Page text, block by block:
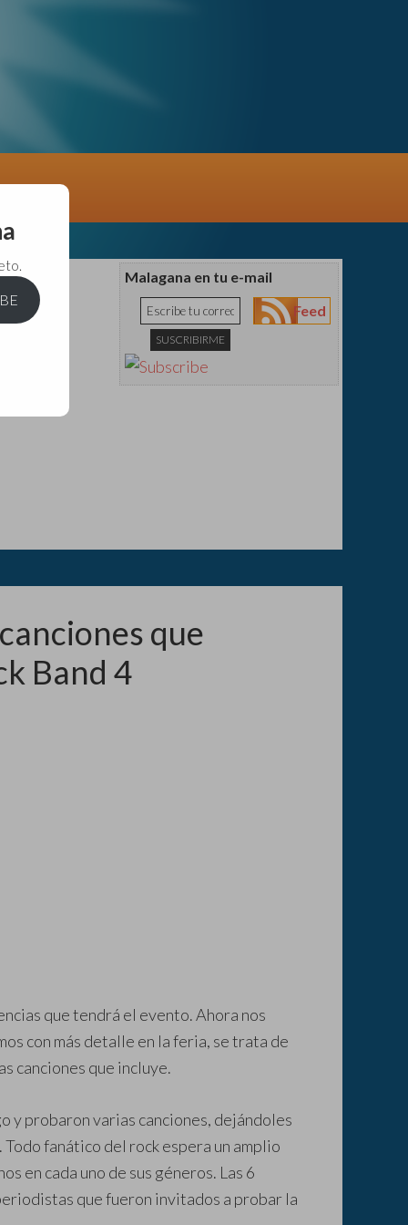
Malagana en tu e-mail
Feed
que
Band 4
que tendrá el evento. Ahora nos
con más detalle en la feria, se trata de
canciones que incluye.
y probaron varias canciones, dejándoles
fanático del rock espera un amplio
en cada uno de sus géneros. Las 6
que fueron invitados a probar la